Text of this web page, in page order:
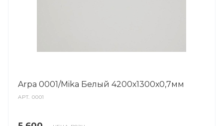
Arpa 0001/Mika Белый 4200х1300х0,7мм
АРТ.0001